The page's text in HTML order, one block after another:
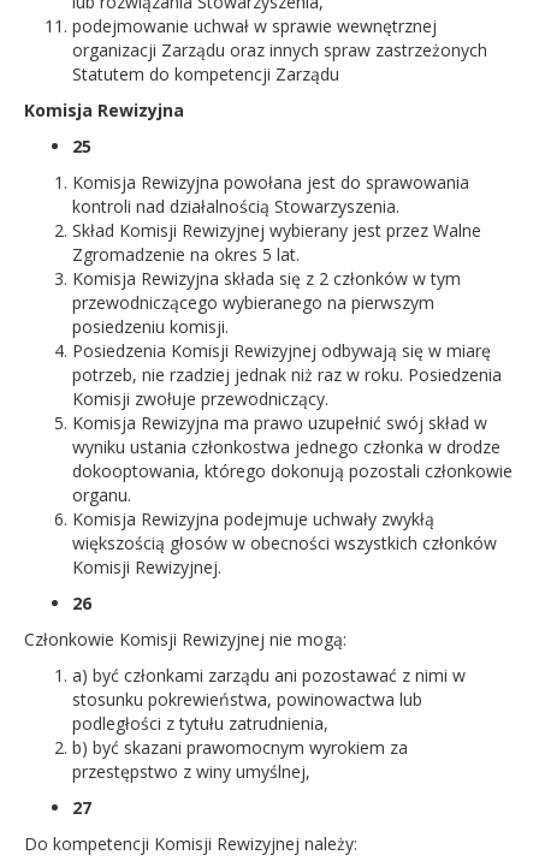
podejmowanie uchwał w sprawie wewnętrznej
organizacji Zarządu oraz innych spraw zastrzeżonych
Statutem do kompetencji Zarządu
Komisja Rewizyjna
25
Komisja Rewizyjna powołana jest do sprawowania
kontroli nad działalnością Stowarzyszenia.
Skład Komisji Rewizyjnej wybierany jest przez Walne
Zgromadzenie na okres 5 lat.
Komisja Rewizyjna składa się z 2 członków w tym
przewodniczącego wybieranego na pierwszym
posiedzeniu komisji.
Posiedzenia Komisji Rewizyjnej odbywają się w miarę
potrzeb, nie rzadziej jednak niż raz w roku. Posiedzenia
Komisji zwołuje przewodniczący.
Komisja Rewizyjna ma prawo uzupełnić swój skład w
wyniku ustania członkostwa jednego członka w drodze
dokooptowania, którego dokonują pozostali członkowie
organu.
Komisja Rewizyjna podejmuje uchwały zwykłą
większością głosów w obecności wszystkich członków
Komisji Rewizyjnej.
26
Członkowie Komisji Rewizyjnej nie mogą:
a) być członkami zarządu ani pozostawać z nimi w
stosunku pokrewieństwa, powinowactwa lub
podległości z tytułu zatrudnienia,
b) być skazani prawomocnym wyrokiem za
przestępstwo z winy umyślnej,
27
Do kompetencji Komisji Rewizyjnej należy: